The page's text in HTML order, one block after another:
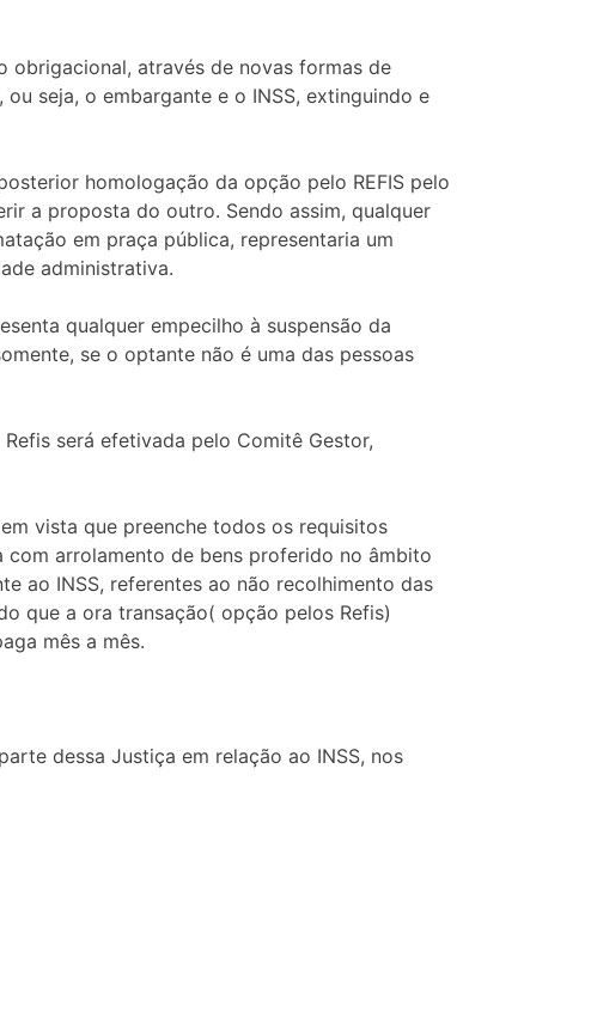
obrigacional, através de novas formas de
seja, o embargante e o INSS, extinguindo e
homologação da opção pelo REFIS pelo
a proposta do outro. Sendo assim, qualquer
em praça pública, representaria um
administrativa.
qualquer empecilho à suspensão da
se o optante não é uma das pessoas
será efetivada pelo Comitê Gestor,
vista que preenche todos os requisitos
arrolamento de bens proferido no âmbito
ao INSS, referentes ao não recolhimento das
que a ora transação( opção pelos Refis)
mês a mês.
dessa Justiça em relação ao INSS, nos